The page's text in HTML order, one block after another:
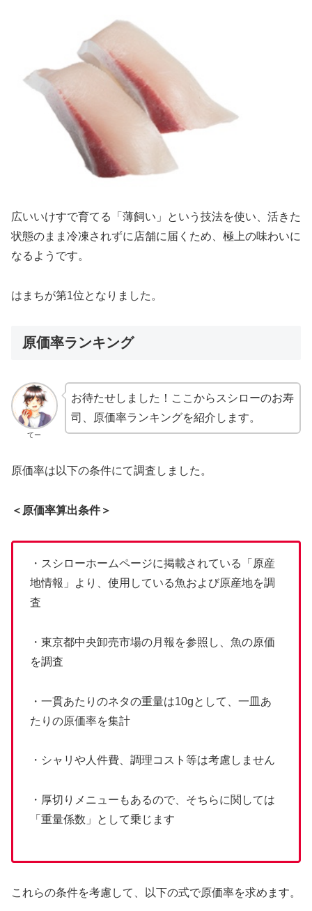
広いいけすで育てる「薄飼い」という技法を使い、活きた
状態のまま冷凍されずに店舗に届くため、極上の味わいに
なるようです。
はまちが第1位となりました。
原価率ランキング
てー
お待たせしました！ここからスシローのお寿
司、原価率ランキングを紹介します。
原価率は以下の条件にて調査しました。
＜原価率算出条件＞
・スシローホームページに掲載されている「原産
地情報」より、使用している魚および原産地を調
査
・東京都中央卸売市場の月報を参照し、魚の原価
を調査
・一貫あたりのネタの重量は10gとして、一皿あ
たりの原価率を集計
・シャリや人件費、調理コスト等は考慮しません
・厚切りメニューもあるので、そちらに関しては
「重量係数」として乗じます
これらの条件を考慮して、以下の式で原価率を求めます。